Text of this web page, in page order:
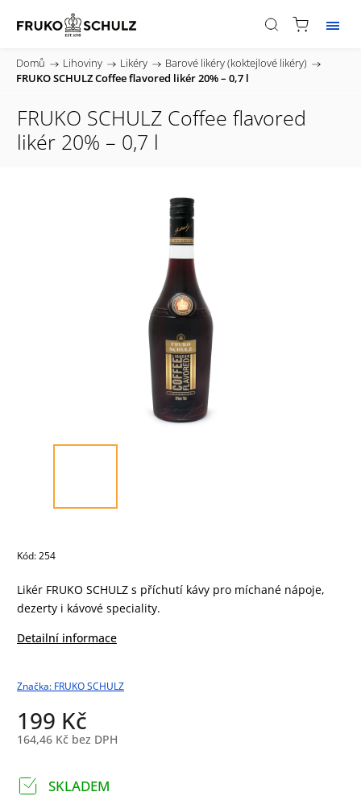
Domů / Lihoviny / Likéry / Barové likéry (koktejlové likéry) /
FRUKO SCHULZ Coffee flavored likér 20% – 0,7 l
FRUKO SCHULZ Coffee flavored
likér 20% – 0,7 l
Kód:254
Likér FRUKO SCHULZ s příchutí kávy pro míchané nápoje,
dezerty i kávové speciality.
Detailní informace
Značka: FRUKO SCHULZ
199 Kč
164,46 Kč bez DPH
SKLADEM